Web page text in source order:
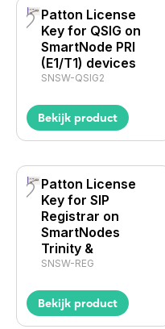
Patton License
Key for QSIG on
SmartNode PRI
(E1/T1) devices
SNSW-QSIG2
Bekijk product
Patton License
Key for SIP
Registrar on
SmartNodes
Trinity &
SNSW-REG
Bekijk product